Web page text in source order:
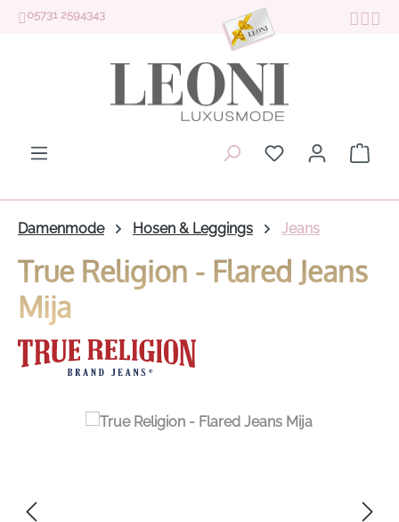
Zum Hauptinhalt springen
05731 2594343
Du hast 0
Damenmode Hosen & Leggings Jeans
True Religion - Flared Jeans
Mija